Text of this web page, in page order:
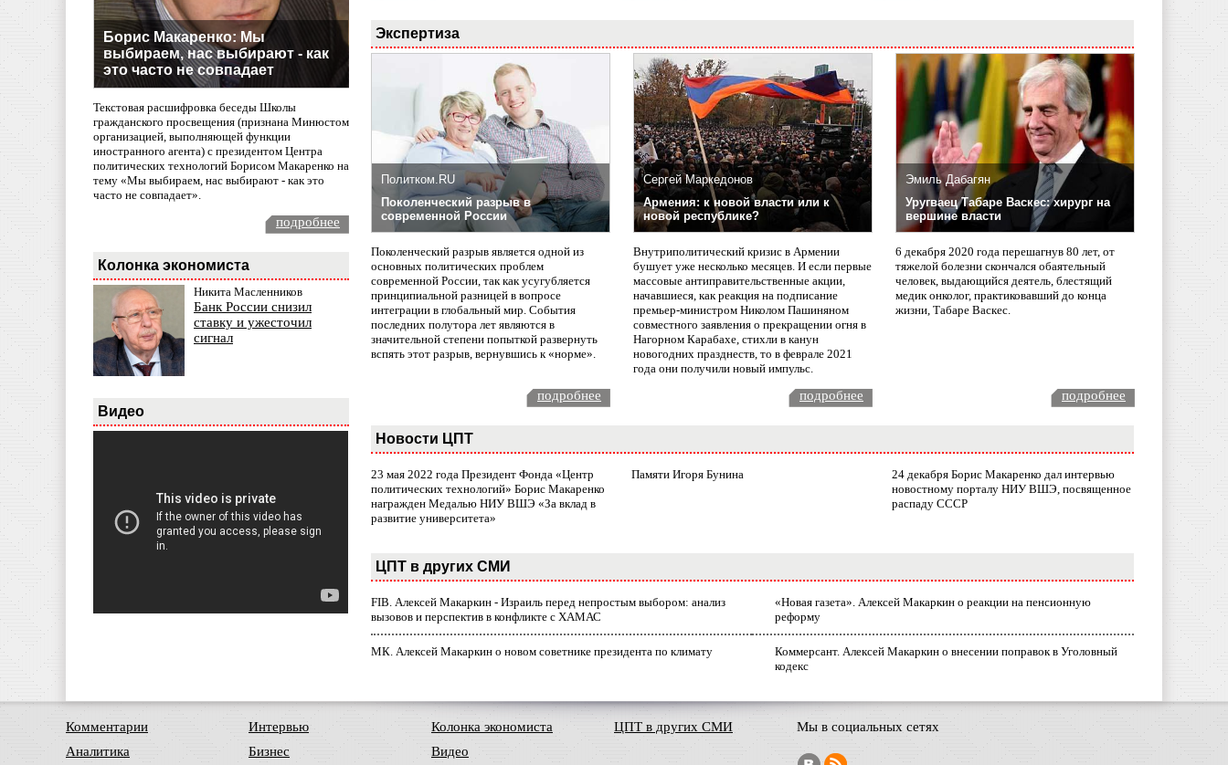
Борис Макаренко: Мы
выбираем, нас выбирают - как
это часто не совпадает
Текстовая расшифровка беседы Школы
гражданского просвещения (признана Минюстом
организацией, выполняющей функции
иностранного агента) с президентом Центра
политических технологий Борисом Макаренко на
тему «Мы выбираем, нас выбирают - как это
часто не совпадает».
подробнее
Колонка экономиста
Никита Масленников
Банк России снизил
ставку и ужесточил
сигнал
Видео
Экспертиза
Политком.RU
Поколенческий разрыв в
современной России
Поколенческий разрыв является одной из
основных политических проблем
современной России, так как усугубляется
принципиальной разницей в вопросе
интеграции в глобальный мир. События
последних полутора лет являются в
значительной степени попыткой развернуть
вспять этот разрыв, вернувшись к «норме».
Сергей Маркедонов
Армения: к новой власти или к
новой республике?
Внутриполитический кризис в Армении
бушует уже несколько месяцев. И если первые
массовые антиправительственные акции,
начавшиеся, как реакция на подписание
премьер-министром Николом Пашиняном
совместного заявления о прекращении огня в
Нагорном Карабахе, стихли в канун
новогодних празднеств, то в феврале 2021
года они получили новый импульс.
Эмиль Дабагян
Уругваец Табаре Васкес: хирург на
вершине власти
6 декабря 2020 года перешагнув 80 лет, от
тяжелой болезни скончался обаятельный
человек, выдающийся деятель, блестящий
медик онколог, практиковавший до конца
жизни, Табаре Васкес.
подробнее подробнее подробнее
Новости ЦПТ
23 мая 2022 года Президент Фонда «Центр
политических технологий» Борис Макаренко
награжден Медалью НИУ ВШЭ «За вклад в
развитие университета»
Памяти Игоря Бунина
24 декабря Борис Макаренко дал интервью
новостному порталу НИУ ВШЭ, посвященное
распаду СССР
ЦПТ в других СМИ
FIB. Алексей Макаркин - Израиль перед непростым выбором: анализ
вызовов и перспектив в конфликте с ХАМАС
«Новая газета». Алексей Макаркин о реакции на пенсионную
реформу
МК. Алексей Макаркин о новом советнике президента по климату
Коммерсант. Алексей Макаркин о внесении поправок в Уголовный
кодекс
Комментарии
Аналитика
Интервью
Бизнес
Колонка экономиста
Видео
ЦПТ в других СМИ Мы в социальных сетях